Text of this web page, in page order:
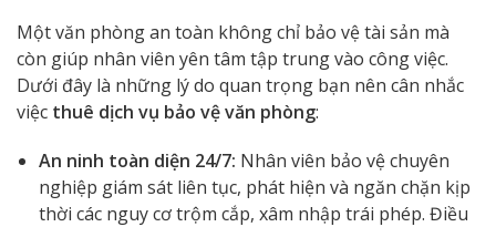
Một văn phòng an toàn không chỉ bảo vệ tài sản mà
còn giúp nhân viên yên tâm tập trung vào công việc.
Dưới đây là những lý do quan trọng bạn nên cân nhắc
việc thuê dịch vụ bảo vệ văn phòng:
An ninh toàn diện 24/7: Nhân viên bảo vệ chuyên
nghiệp giám sát liên tục, phát hiện và ngăn chặn kịp
thời các nguy cơ trộm cắp, xâm nhập trái phép. Điều